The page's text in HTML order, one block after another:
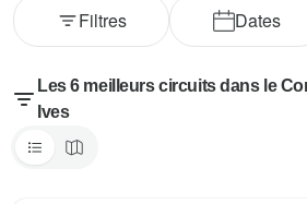
Dates
Filtres
Les 6 meilleurs circuits dans le
Ives